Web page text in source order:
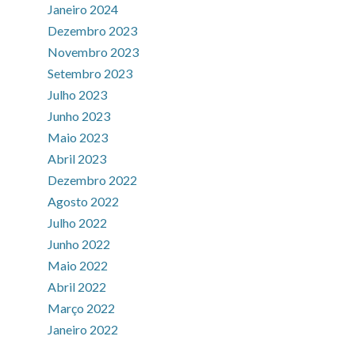
Janeiro 2024
Dezembro 2023
Novembro 2023
Setembro 2023
Julho 2023
Junho 2023
Maio 2023
Abril 2023
Dezembro 2022
Agosto 2022
Julho 2022
Junho 2022
Maio 2022
Abril 2022
Março 2022
Janeiro 2022